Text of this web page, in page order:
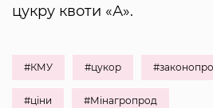
цукру квоти «А».
#КМУ #цукор
#ціни #Мінагропрод